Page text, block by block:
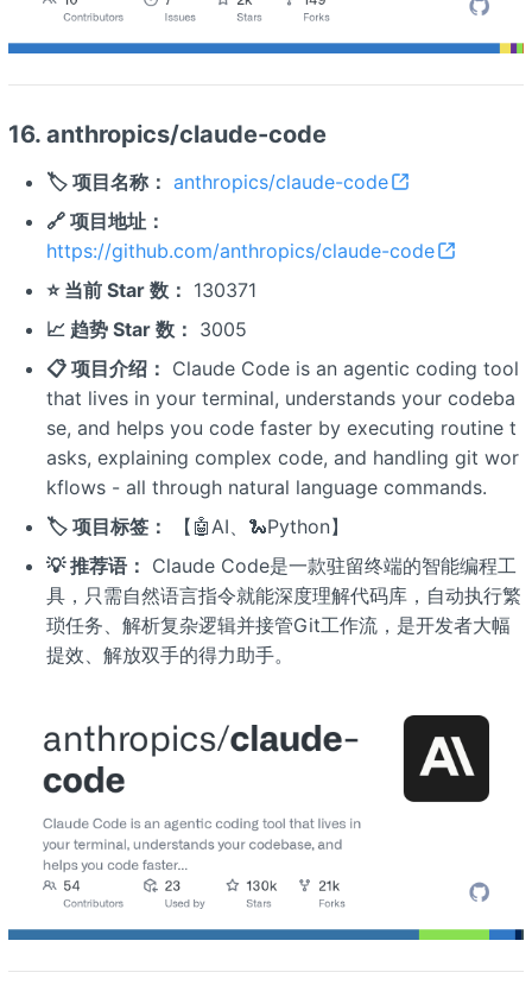
16. anthropics/claude-code
🏷️ 项目名称： anthropics/claude-code
🔗 项目地址：
https://github.com/anthropics/claude-code
⭐ 当前 Star 数： 130371
📈 趋势 Star 数： 3005
📋 项目介绍： Claude Code is an agentic coding tool
that lives in your terminal, understands your codeba
se, and helps you code faster by executing routine t
asks, explaining complex code, and handling git wor
kflows - all through natural language commands.
🏷️ 项目标签：
【🤖AI、🐍Python】
💡 推荐语： Claude Code是一款驻留终端的智能编程工
具，只需自然语言指令就能深度理解代码库，自动执行繁
琐任务、解析复杂逻辑并接管Git工作流，是开发者大幅
提效、解放双手的得力助手。